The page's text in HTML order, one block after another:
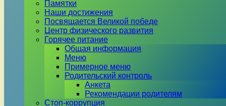
Памятки
Наши достижения
Посвящается Великой победе
Центр физического развития
Горячее питание
Общая информация
Меню
Примерное меню
Родительский контроль
Анкета
Рекомендации родителям
Стоп-коррупция